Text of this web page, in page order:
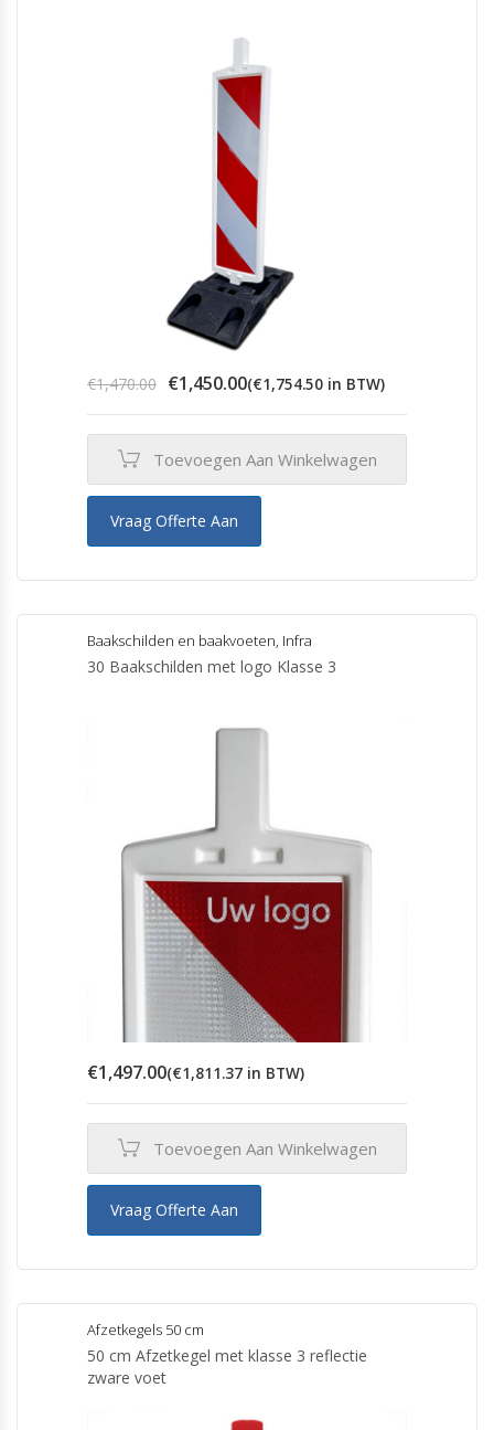
€1,470.00 Oorspronkelijke
€1,450.00Huidige
€1,450.00.
(€1,754.50 in BTW)
Toevoegen Aan Winkelwagen
Vraag Offerte Aan
Baakschilden en baakvoeten, Infra
30 Baakschilden met logo Klasse 3
€1,497.00(€1,811.37 in BTW)
Toevoegen Aan Winkelwagen
Vraag Offerte Aan
Afzetkegels 50 cm
50 cm Afzetkegel met klasse 3 reflectie
zware voet